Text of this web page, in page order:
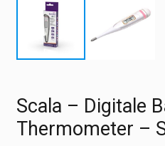
Scala – Digitale
Thermometer –